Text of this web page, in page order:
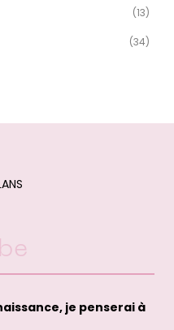
(13)
(34)
je penserai à